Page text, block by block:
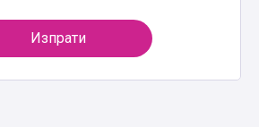
Изпрати